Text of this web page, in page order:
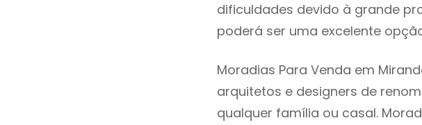
dificuldades devido à grande
poderá ser uma excelente
Moradias Para Venda em
arquitetos e designers de
qualquer família ou casal.